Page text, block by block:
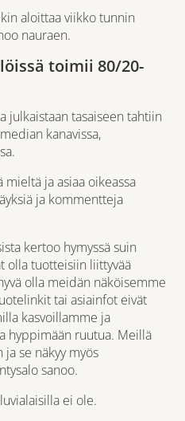
aloittaa viikko tunnin
nauraen.
toimii 80/20-
julkaistaan tasaiseen tahtiin
kanavissa,
mieltä ja asiaa oikeassa
ja kommentteja
kertoo hymyssä suin
olla tuotteisiin liittyvää
olla meidän näköisemme
tai asiainfot eivät
kasvoillamme ja
hyppimään ruutua. Meillä
se näkyy myös
sanoo.
ei ole.